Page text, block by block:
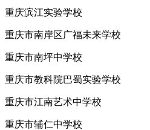
重庆滨江实验学校
重庆市南岸区广福未来学校
重庆市南坪中学校
重庆市教科院巴蜀实验学校
重庆市江南艺术中学校
重庆市辅仁中学校